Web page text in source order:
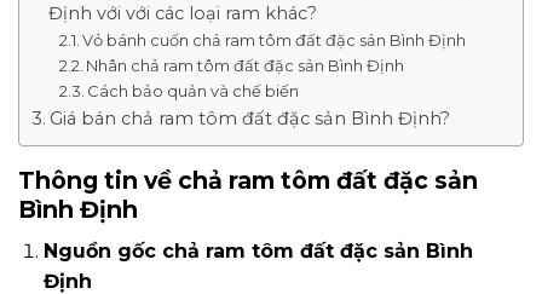
Định với với các loại ram khác?
Vỏ bánh cuốn chả ram tôm đất đặc sản Bình Định
Nhân chả ram tôm đất đặc sản Bình Định
Cách bảo quản và chế biến
Giá bán chả ram tôm đất đặc sản Bình Định?
Thông tin về chả ram tôm đất đặc sản
Bình Định
Nguồn gốc chả ram tôm đất đặc sản Bình
Định